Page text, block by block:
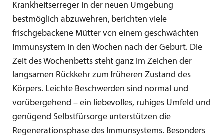
Krankheitserreger in der neuen Umgebung
bestmöglich abzuwehren, berichten viele
frischgebackene Mütter von einem geschwächten
Immunsystem in den Wochen nach der Geburt. Die
Zeit des Wochenbetts steht ganz im Zeichen der
langsamen Rückkehr zum früheren Zustand des
Körpers. Leichte Beschwerden sind normal und
vorübergehend – ein liebevolles, ruhiges Umfeld und
genügend Selbstfürsorge unterstützen die
Regenerationsphase des Immunsystems. Besonders